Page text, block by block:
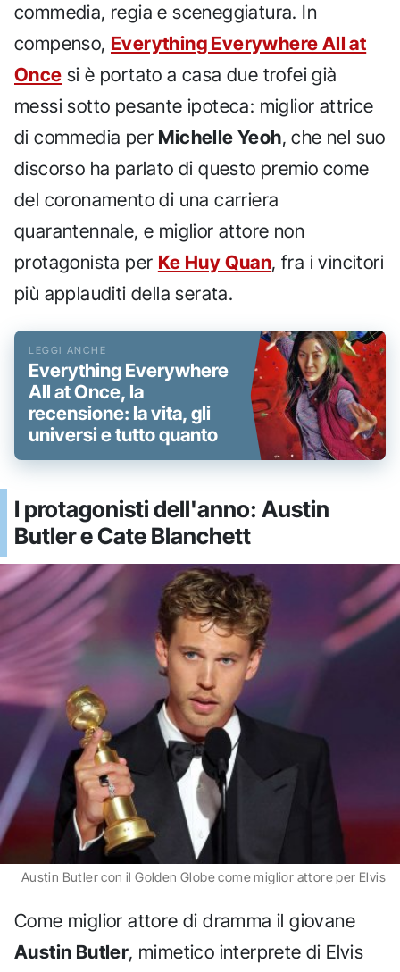
commedia, regia e sceneggiatura. In
compenso, Everything Everywhere All at
Once si è portato a casa due trofei già
messi sotto pesante ipoteca: miglior attrice
di commedia per Michelle Yeoh, che nel suo
discorso ha parlato di questo premio come
del coronamento di una carriera
quarantennale, e miglior attore non
protagonista per Ke Huy Quan, fra i vincitori
più applauditi della serata.
Everything Everywhere
All at Once, la
recensione: la vita, gli
universi e tutto quanto
I protagonisti dell'anno: Austin
Butler e Cate Blanchett
Austin Butler con il Golden Globe come miglior attore per Elvis
Come miglior attore di dramma il giovane
Austin Butler, mimetico interprete di Elvis